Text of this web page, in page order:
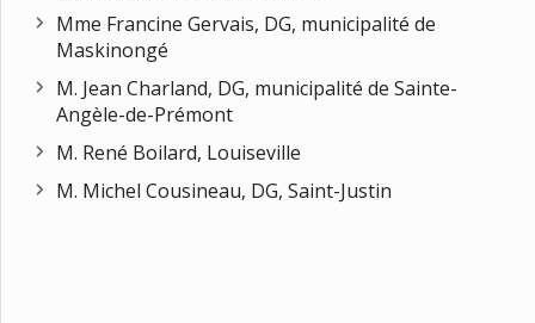
Mme Francine Gervais, DG, municipalité de
Maskinongé
M. Jean Charland, DG, municipalité de Sainte-
Angèle-de-Prémont
M. René Boilard, Louiseville
M. Michel Cousineau, DG, Saint-Justin